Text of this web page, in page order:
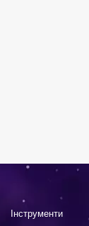
Інструменти